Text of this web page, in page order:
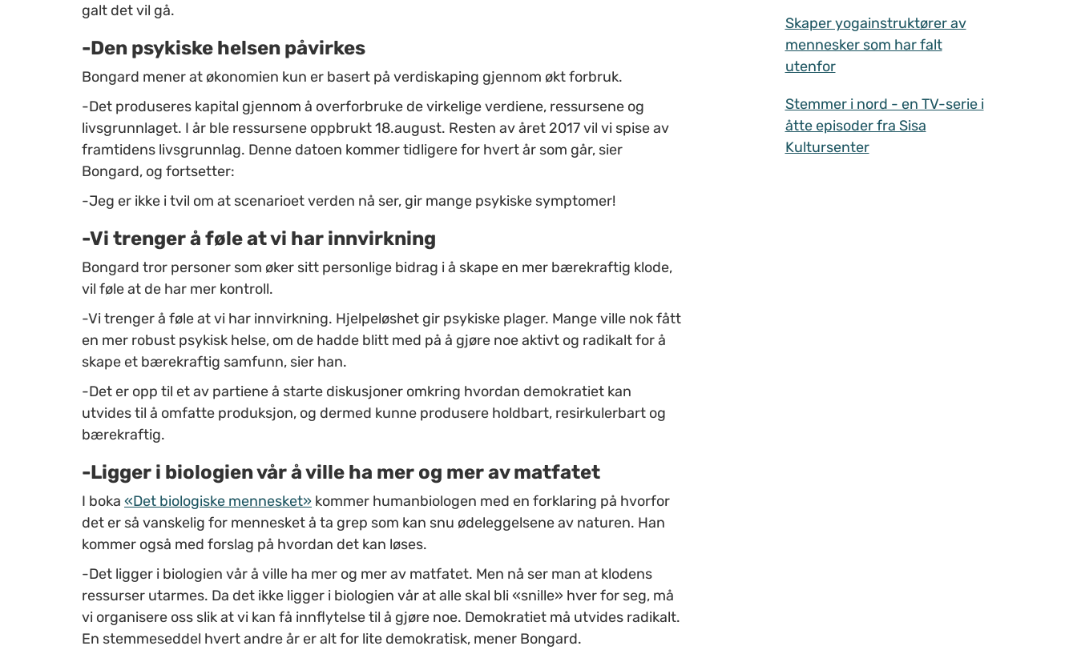
galt det vil gå.
-Den psykiske helsen påvirkes
Bongard mener at økonomien kun er basert på verdiskaping gjennom økt forbruk.
-Det produseres kapital gjennom å overforbruke de virkelige verdiene, ressursene og
livsgrunnlaget. I år ble ressursene oppbrukt 18.august. Resten av året 2017 vil vi spise av
framtidens livsgrunnlag. Denne datoen kommer tidligere for hvert år som går, sier
Bongard, og fortsetter:
-Jeg er ikke i tvil om at scenarioet verden nå ser, gir mange psykiske symptomer!
-Vi trenger å føle at vi har innvirkning
Bongard tror personer som øker sitt personlige bidrag i å skape en mer bærekraftig klode,
vil føle at de har mer kontroll.
-Vi trenger å føle at vi har innvirkning. Hjelpeløshet gir psykiske plager. Mange ville nok fått
en mer robust psykisk helse, om de hadde blitt med på å gjøre noe aktivt og radikalt for å
skape et bærekraftig samfunn, sier han.
-Det er opp til et av partiene å starte diskusjoner omkring hvordan demokratiet kan
utvides til å omfatte produksjon, og dermed kunne produsere holdbart, resirkulerbart og
bærekraftig.
-Ligger i biologien vår å ville ha mer og mer av matfatet
I boka «Det biologiske mennesket» kommer humanbiologen med en forklaring på hvorfor
det er så vanskelig for mennesket å ta grep som kan snu ødeleggelsene av naturen. Han
kommer også med forslag på hvordan det kan løses.
-Det ligger i biologien vår å ville ha mer og mer av matfatet. Men nå ser man at klodens
ressurser utarmes. Da det ikke ligger i biologien vår at alle skal bli «snille» hver for seg, må
vi organisere oss slik at vi kan få innflytelse til å gjøre noe. Demokratiet må utvides radikalt.
En stemmeseddel hvert andre år er alt for lite demokratisk, mener Bongard.
Skaper yogainstruktører av
mennesker som har falt
utenfor
Stemmer i nord - en TV-serie i
åtte episoder fra Sisa
Kultursenter